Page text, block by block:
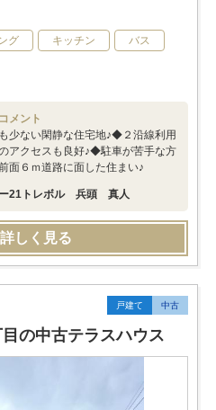
グ キッチン バス
メント
少ない閑静な住宅地♪◆２沿線利用
アクセスも良好♪◆駐車が苦手な方
面６ｍ道路に面した住まい♪
21トレボル 兵頭 真人
しく見る
戸建て 中古
の中古テラスハウス